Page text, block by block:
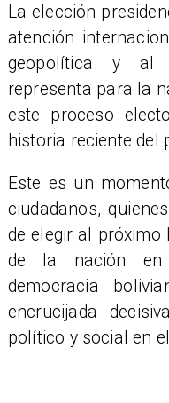
La elección
atención
geopolítica y al
representa para la
este proceso
historia reciente del
Este es un
ciudadanos,
de elegir al próximo
de la nación en
democracia
encrucijada
político y social en